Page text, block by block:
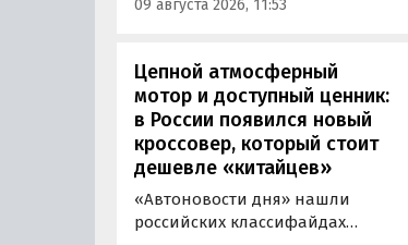
дирхам (1,88 млн рублей), а у
09 августа 2026, 11:53
Цепной атмосферный
мотор и доступный ценник:
в России появился новый
кроссовер, который стоит
дешевле «китайцев»
«Автоновости дня» нашли
российских классифайдах